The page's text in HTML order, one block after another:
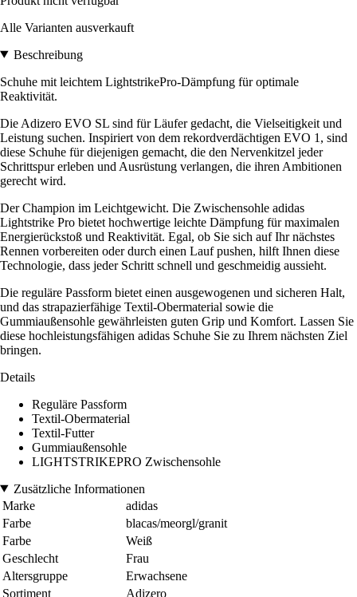
Alle Varianten ausverkauft
Beschreibung
Schuhe mit leichtem LightstrikePro-Dämpfung für optimale
Reaktivität.
Die Adizero EVO SL sind für Läufer gedacht, die Vielseitigkeit und
Leistung suchen. Inspiriert von dem rekordverdächtigen EVO 1, sind
diese Schuhe für diejenigen gemacht, die den Nervenkitzel jeder
Schrittspur erleben und Ausrüstung verlangen, die ihren Ambitionen
gerecht wird.
Der Champion im Leichtgewicht. Die Zwischensohle adidas
Lightstrike Pro bietet hochwertige leichte Dämpfung für maximalen
Energierückstoß und Reaktivität. Egal, ob Sie sich auf Ihr nächstes
Rennen vorbereiten oder durch einen Lauf pushen, hilft Ihnen diese
Technologie, dass jeder Schritt schnell und geschmeidig aussieht.
Die reguläre Passform bietet einen ausgewogenen und sicheren Halt,
und das strapazierfähige Textil-Obermaterial sowie die
Gummiaußensohle gewährleisten guten Grip und Komfort. Lassen Sie
diese hochleistungsfähigen adidas Schuhe Sie zu Ihrem nächsten Ziel
bringen.
Details
Reguläre Passform
Textil-Obermaterial
Textil-Futter
Gummiaußensohle
LIGHTSTRIKEPRO Zwischensohle
Zusätzliche Informationen
Marke
adidas
Farbe
blacas/meorgl/granit
Farbe
Weiß
Geschlecht
Frau
Altersgruppe
Erwachsene
Sortiment
Adizero